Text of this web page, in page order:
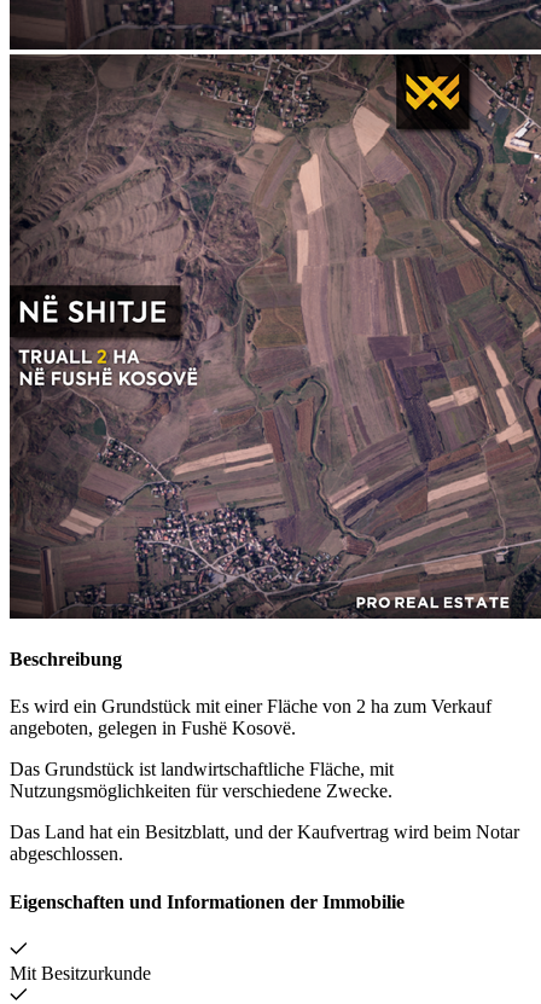
Beschreibung
Es wird ein Grundstück mit einer Fläche von 2 ha zum Verkauf
angeboten, gelegen in Fushë Kosovë.
Das Grundstück ist landwirtschaftliche Fläche, mit
Nutzungsmöglichkeiten für verschiedene Zwecke.
Das Land hat ein Besitzblatt, und der Kaufvertrag wird beim Notar
abgeschlossen.
Eigenschaften und Informationen der Immobilie
Mit Besitzurkunde